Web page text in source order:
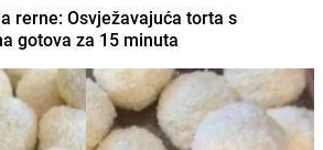
rerne: Osvježavajuća torta s
gotova za 15 minuta